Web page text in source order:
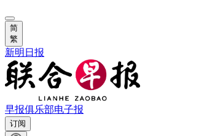
简
繁
新明日报
早报俱乐部电子报
订阅